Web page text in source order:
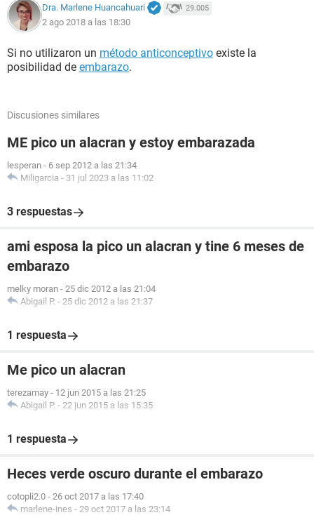
Dra. Marlene Huancahuari 29.005
2 ago 2018 a las 18:30
Si no utilizaron un método anticonceptivo existe la
posibilidad de embarazo.
Discusiones similares
ME pico un alacran y estoy embarazada
lesperan - 6 sep 2012 a las 21:34
Miligarcia - 31 jul 2023 a las 11:02
3 respuestas
ami esposa la pico un alacran y tine 6 meses de
embarazo
melky moran - 25 dic 2012 a las 21:04
Abigail P. - 25 dic 2012 a las 21:37
1 respuesta
Me pico un alacran
terezamay - 12 jun 2015 a las 21:25
Abigail P. - 22 jun 2015 a las 15:35
1 respuesta
Heces verde oscuro durante el embarazo
cotopli2.0 - 26 oct 2017 a las 17:40
marlene-ines - 29 oct 2017 a las 23:14